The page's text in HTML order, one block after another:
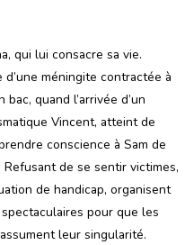
qui lui consacre sa vie.
méningite contractée à
quand l’arrivée d’un
Vincent, atteint de
conscience à Sam de
de se sentir victimes,
de handicap, organisent
pour que les
leur singularité.